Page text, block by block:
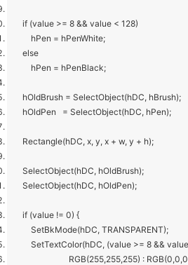
if (value >= 8 && value < 128)
hPen = hPenWhite;
else
hPen = hPenBlack;
hOldBrush = SelectObject(hDC, hBrush);
hOldPen = SelectObject(hDC, hPen);
Rectangle(hDC, x, y, x + w, y + h);
SelectObject(hDC, hOldBrush);
SelectObject(hDC, hOldPen);
if (value != 0) {
SetBkMode(hDC, TRANSPARENT);
SetTextColor(hDC, (value >= 8 && value
RGB(255,255,255) :